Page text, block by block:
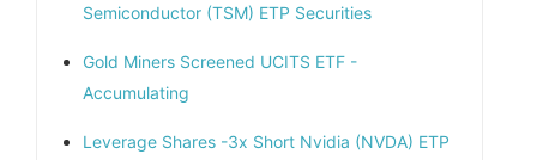
Semiconductor (TSM) ETP Securities
Gold Miners Screened UCITS ETF -
Accumulating
Leverage Shares -3x Short Nvidia (NVDA) ETP